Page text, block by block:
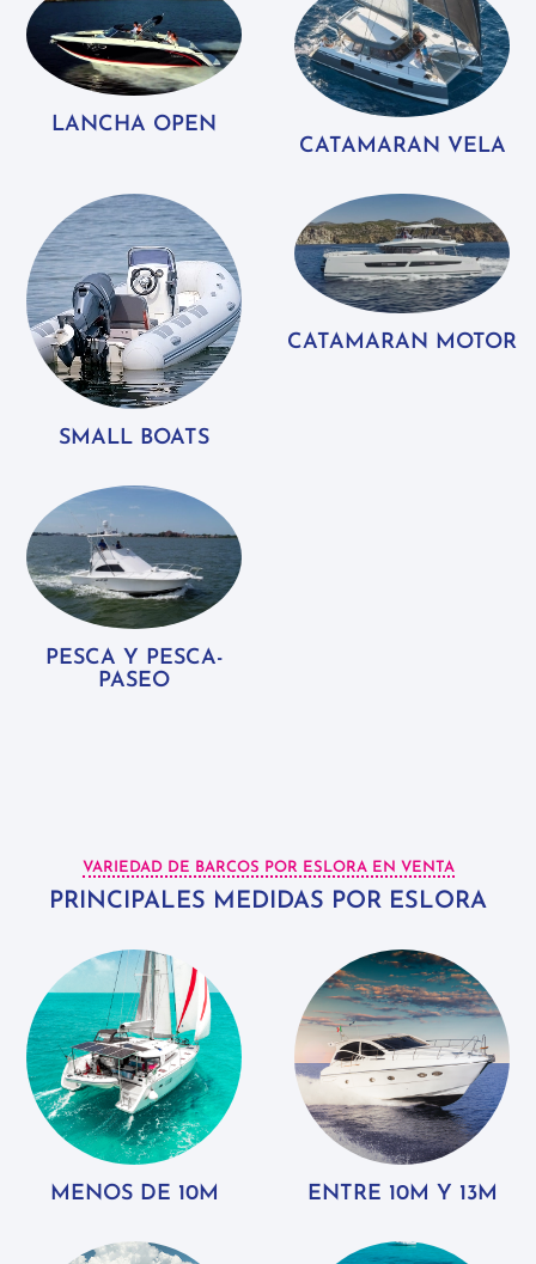
LANCHA OPEN
CATAMARAN VELA
SMALL BOATS
CATAMARAN MOTOR
PESCA Y PESCA-
PASEO
VARIEDAD DE BARCOS POR ESLORA EN VENTA
PRINCIPALES MEDIDAS POR ESLORA
MENOS DE 10M ENTRE 10M Y 13M